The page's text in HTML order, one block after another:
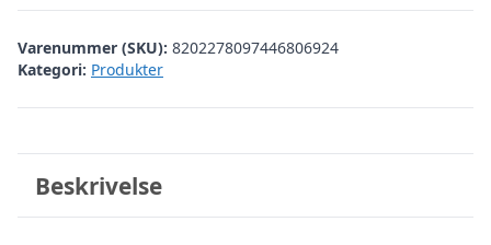
Varenummer (SKU): 8202278097446806924
Kategori: Produkter
Beskrivelse